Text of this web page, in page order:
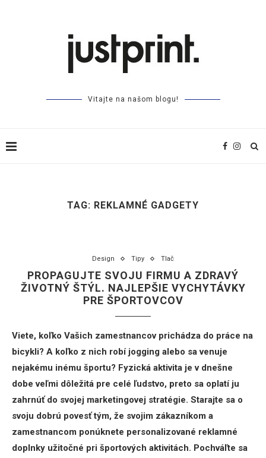
Vitajte na našom blogu!
TAG: REKLAMNÉ GADGETY
Design Tipy Tlač
PROPAGUJTE SVOJU FIRMU A ZDRAVÝ
ŽIVOTNÝ ŠTÝL. NAJLEPŠIE VYCHYTÁVKY
PRE ŠPORTOVCOV
Viete, koľko Vašich zamestnancov prichádza do práce na
bicykli? A koľko z nich robí jogging alebo sa venuje
nejakému inému športu? Fyzická aktivita je v dnešne
dobe veľmi dôležitá pre celé ľudstvo, preto sa oplatí ju
zahrnúť do svojej marketingovej stratégie. Starajte sa o
svoju dobrú povesť tým, že svojim zákazníkom a
zamestnancom ponúknete personalizované reklamné
doplnky užitočné pri športových aktivitách. Pochváľte sa